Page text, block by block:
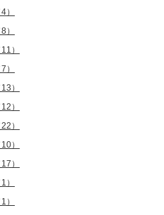
）
）
）
）
）
）
）
）
）
）
）